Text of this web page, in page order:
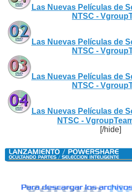
Las Nuevas Películas de
NTSC -
Las Nuevas Películas de
NTSC -
Las Nuevas Películas de
NTSC -
Las Nuevas Películas de
NTSC -
[/hide]